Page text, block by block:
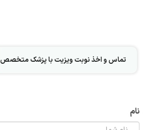
تماس و اخذ نوبت ویزیت با پزشک متخصص
نام